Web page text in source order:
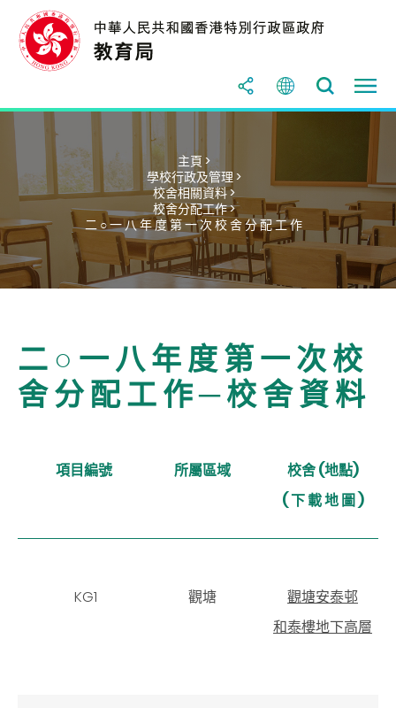
主頁 >
學校行政及管理 >
校舍相關資料 >
校舍分配工作 >
二 ○ 一 八 年 度 第 一 次 校 舍 分 配 工 作
二 ○ 一 八 年 度 第 一 次 校
舍 分 配 工 作 ─ 校 舍 資 料
項目編號 所屬區域
校舍 (地點)
( 下 載 地 圖 )
KG1 觀塘
觀塘安泰邨
和泰樓地下高層